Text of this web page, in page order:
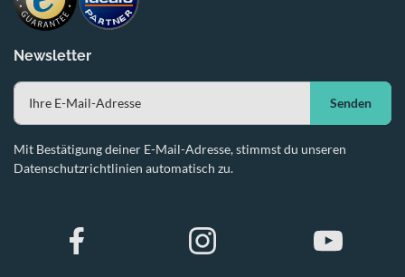
Newsletter
Senden
Mit Bestätigung deiner E-Mail-Adresse, stimmst du unseren
Datenschutzrichtlinien automatisch zu.